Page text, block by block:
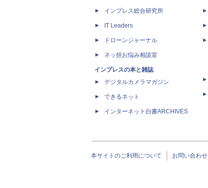
インプレス総合研究所
IT Leaders
ドローンジャーナル
ネッ担お悩み相談室
インプレスの本と雑誌
デジタルカメラマガジン
できるネット
インターネット白書ARCHIVES
本サイトのご利用について お問い合わせ